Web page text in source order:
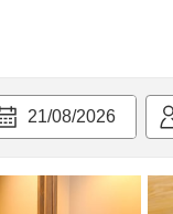
21/08/2026